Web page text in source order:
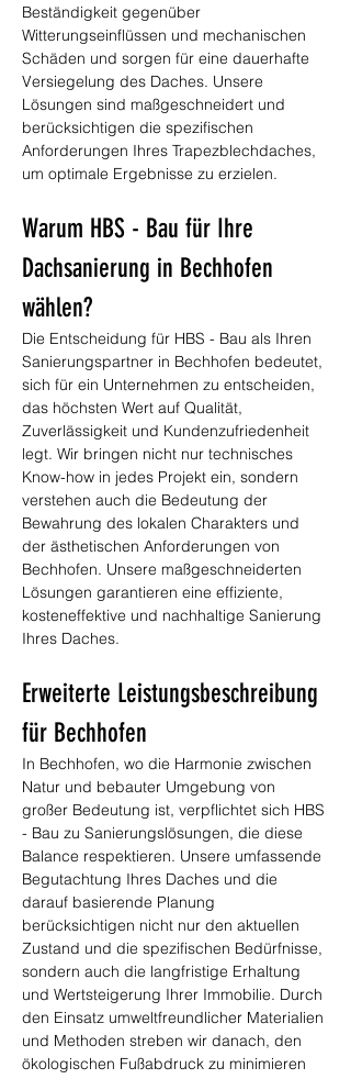
Beständigkeit gegenüber
Witterungseinflüssen und mechanischen
Schäden und sorgen für eine dauerhafte
Versiegelung des Daches. Unsere
Lösungen sind maßgeschneidert und
berücksichtigen die spezifischen
Anforderungen Ihres Trapezblechdaches,
um optimale Ergebnisse zu erzielen.
Warum HBS - Bau für Ihre
Dachsanierung in Bechhofen
wählen?
Die Entscheidung für HBS - Bau als Ihren
Sanierungspartner in Bechhofen bedeutet,
sich für ein Unternehmen zu entscheiden,
das höchsten Wert auf Qualität,
Zuverlässigkeit und Kundenzufriedenheit
legt. Wir bringen nicht nur technisches
Know-how in jedes Projekt ein, sondern
verstehen auch die Bedeutung der
Bewahrung des lokalen Charakters und
der ästhetischen Anforderungen von
Bechhofen. Unsere maßgeschneiderten
Lösungen garantieren eine effiziente,
kosteneffektive und nachhaltige Sanierung
Ihres Daches.
Erweiterte Leistungsbeschreibung
für Bechhofen
In Bechhofen, wo die Harmonie zwischen
Natur und bebauter Umgebung von
großer Bedeutung ist, verpflichtet sich HBS
- Bau zu Sanierungslösungen, die diese
Balance respektieren. Unsere umfassende
Begutachtung Ihres Daches und die
darauf basierende Planung
berücksichtigen nicht nur den aktuellen
Zustand und die spezifischen Bedürfnisse,
sondern auch die langfristige Erhaltung
und Wertsteigerung Ihrer Immobilie. Durch
den Einsatz umweltfreundlicher Materialien
und Methoden streben wir danach, den
ökologischen Fußabdruck zu minimieren